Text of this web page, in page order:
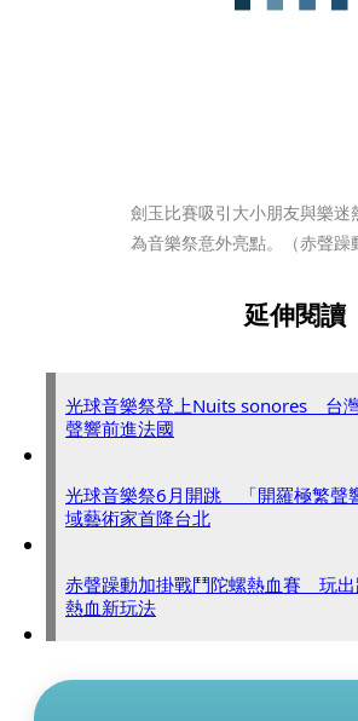
劍玉比賽吸引大小朋友與樂迷
為音樂祭意外亮點。（赤聲躁
延伸閱讀
光球音樂祭登上Nuits sonores 台
聲響前進法國
光球音樂祭6月開跳 「開羅極繁聲
域藝術家首降台北
赤聲躁動加掛戰鬥陀螺熱血賽 玩出
熱血新玩法